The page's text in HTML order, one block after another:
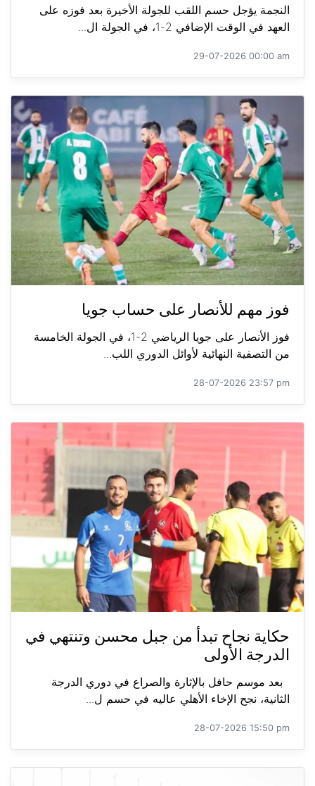
النجمة يؤجل حسم اللقب للجولة الأخيرة بعد فوزه على
العهد في الوقت الإضافي 2-1، في الجولة ال...
29-07-2026 00:00 am
فوز مهم للأنصار على حساب جويا
فوز الأنصار على جويا الرياضي 2-1، في الجولة الخامسة
من التصفية النهائية لأوائل الدوري اللب...
28-07-2026 23:57 pm
حكاية نجاح تبدأ من جبل محسن وتنتهي في
الدرجة الأولى
بعد موسم حافل بالإثارة والصراع في دوري الدرجة
الثانية، نجح الإخاء الأهلي عاليه في حسم ل...
28-07-2026 15:50 pm